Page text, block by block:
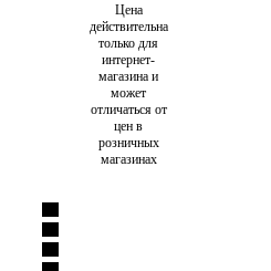
Цена
действительна
только для
интернет-
магазина и
может
отличаться от
цен в
розничных
магазинах